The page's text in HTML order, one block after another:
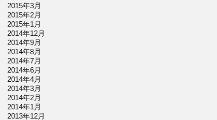
2015年3月
2015年2月
2015年1月
2014年12月
2014年9月
2014年8月
2014年7月
2014年6月
2014年4月
2014年3月
2014年2月
2014年1月
2013年12月